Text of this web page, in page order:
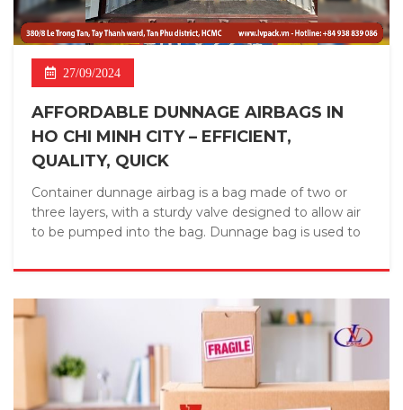
27/09/2024
AFFORDABLE DUNNAGE AIRBAGS IN
HO CHI MINH CITY – EFFICIENT,
QUALITY, QUICK
Container dunnage airbag is a bag made of two or
three layers, with a sturdy valve designed to allow air
to be pumped into the bag. Dunnage bag is used to